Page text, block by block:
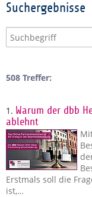
Suchergebnisse
508 Treffer:
1. Warum der dbb
ablehnt
Erstmals soll die
ist,…